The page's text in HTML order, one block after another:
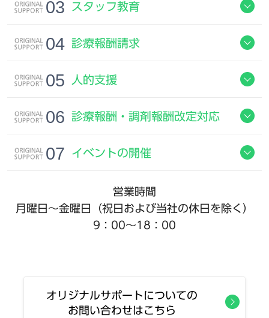
スタッフ教育
診療報酬請求
人的支援
診療報酬・調剤報酬改定対応
イベントの開催
営業時間
月曜日～金曜日（祝日および当社の休日を除く）
9：00～18：00
オリジナルサポートについての
お問い合わせはこちら